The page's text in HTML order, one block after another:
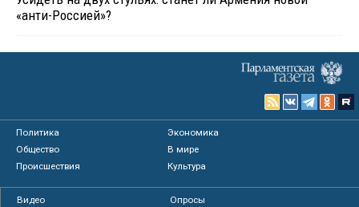
«анти-Россией»?
Политика
Экономика
Общество
В мире
Происшествия
Культура
Видео
Опросы